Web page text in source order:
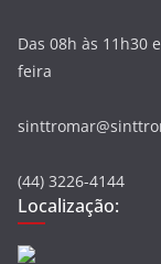
Das 08h às 11h30
feira
(44) 3226-4144
Localização: